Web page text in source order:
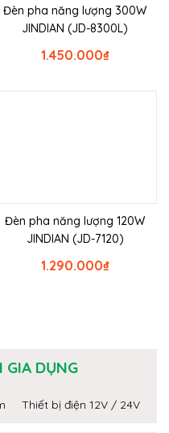
Đèn pha năng lượng 300W
JINDIAN (JD-8300L)
₫
1.450.000
Đèn pha năng lượng 120W
JINDIAN (JD-7120)
₫
1.290.000
GIA DỤNG
Thiết bị điện 12V / 24V